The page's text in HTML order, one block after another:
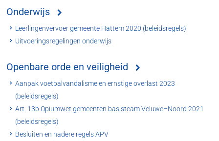
Onderwijs
Leerlingenvervoer gemeente Hattem 2020 (beleidsregels)
Uitvoeringsregelingen onderwijs
Openbare orde en veiligheid
Aanpak voetbalvandalisme en ernstige overlast 2023
(beleidsregels)
Art. 13b Opiumwet gemeenten basisteam Veluwe–Noord 2021
(beleidsregels)
Besluiten en nadere regels APV